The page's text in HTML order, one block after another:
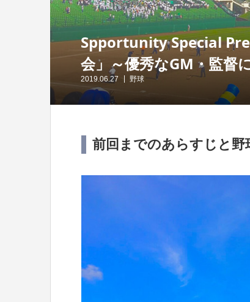
Spportunity Special
会」～優秀なGM・監督
2019.06.27 野球
前回までのあらすじと野